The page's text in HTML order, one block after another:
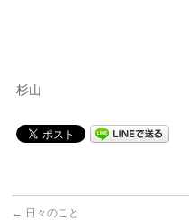
杉山
← 日々のこと